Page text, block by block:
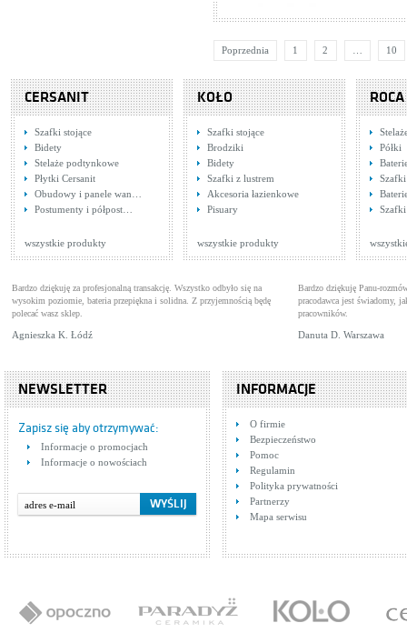
Poprzednia 1 2 10
CERSANIT
Szafki stojące
Bidety
Stelaże podtynkowe
Płytki Cersanit
Obudowy i panele wan…
Postumenty i półpost…
wszystkie produkty
KOŁO
Szafki stojące
Brodziki
Bidety
Szafki z lustrem
Akcesoria łazienkowe
Pisuary
wszystkie produkty
ROCA
Półki
Szafki
Bardzo dziękuję za profesjonalną transakcję. Wszystko odbyło się na
wysokim poziomie, bateria przepiękna i solidna. Z przyjemnością będę
polecać wasz sklep.
Agnieszka K. Łódź
Bardzo dziękuję Panu-
pracodawca jest świadomy,
pracowników.
Danuta D. Warszawa
NEWSLETTER
Zapisz się aby otrzymywać:
Informacje o promocjach
Informacje o nowościach
INFORMACJE
O firmie
Bezpieczeństwo
Pomoc
Regulamin
Polityka prywatności
Partnerzy
Mapa serwisu